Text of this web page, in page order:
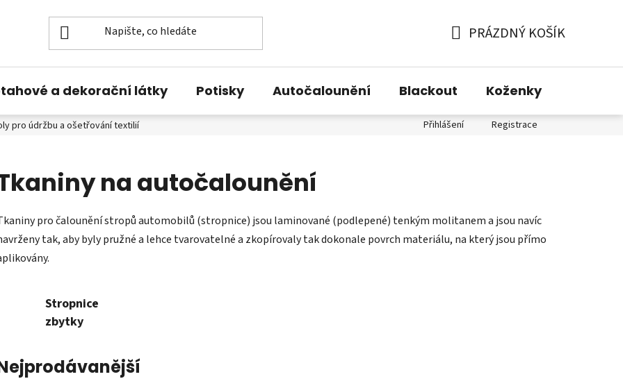
pro údržbu a ošetřování textilií Přihlášení Registrace
KOŠÍK
PRÁZDNÝ KOŠÍK
a dekorační látky Potisky Autočalounění Blackout Koženky
na autočalounění
pro čalounění stropů automobilů (stropnice) jsou laminované (podlepené) tenkým molitanem a jsou navíc
tak, aby byly pružné a lehce tvarovatelné a zkopírovaly tak dokonale povrch materiálu, na který jsou přímo
Stropnice
zbytky